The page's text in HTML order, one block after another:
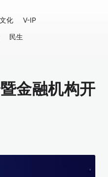
文化
V-IP
民生
金融机构开